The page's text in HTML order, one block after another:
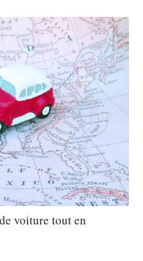
voiture tout en